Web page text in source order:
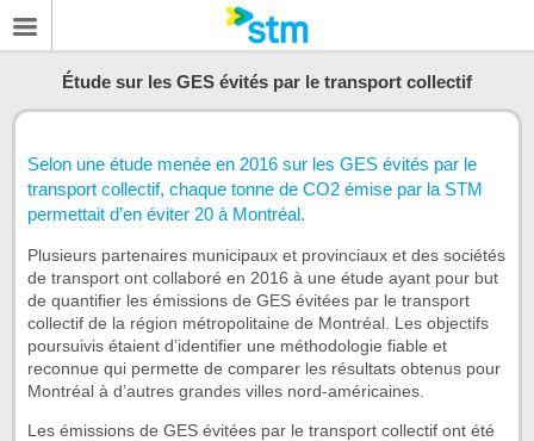
Étude sur les GES évités par le transport collectif
Selon une étude menée en 2016 sur les GES évités par le
transport collectif, chaque tonne de CO2 émise par la STM
permettait d’en éviter 20 à Montréal.
Plusieurs partenaires municipaux et provinciaux et des sociétés
de transport ont collaboré en 2016 à une étude ayant pour but
de quantifier les émissions de GES évitées par le transport
collectif de la région métropolitaine de Montréal. Les objectifs
poursuivis étaient d’identifier une méthodologie fiable et
reconnue qui permette de comparer les résultats obtenus pour
Montréal à d’autres grandes villes nord-américaines.
Les émissions de GES évitées par le transport collectif ont été